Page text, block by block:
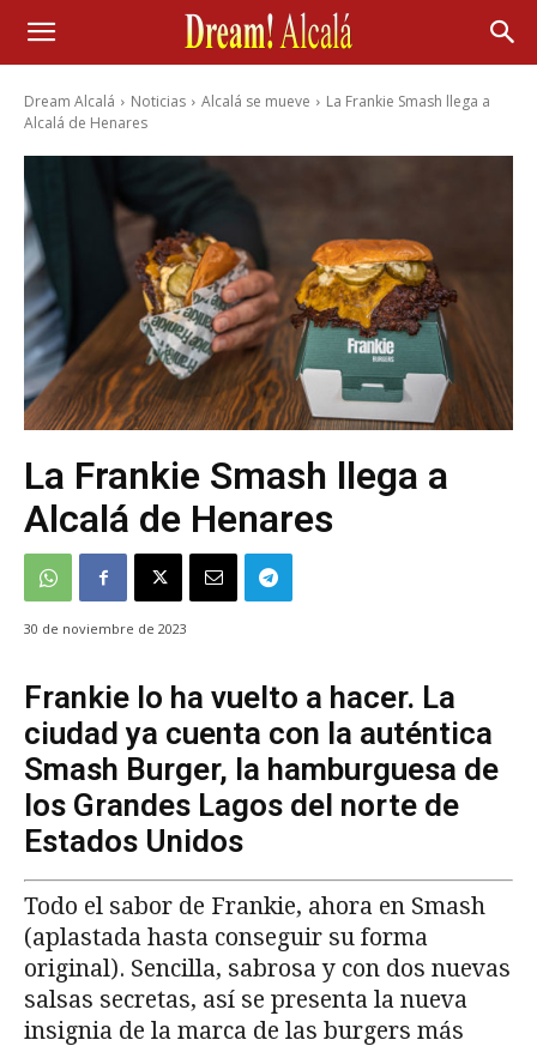
Dream Alcalá Noticias Alcalá se mueve
La Frankie Smash llega a
Alcalá de Henares
La Frankie Smash llega a
Alcalá de Henares
30 de noviembre de 2023
Frankie lo ha vuelto a hacer. La
ciudad ya cuenta con la auténtica
Smash Burger, la hamburguesa de
los Grandes Lagos del norte de
Estados Unidos
Todo el sabor de Frankie, ahora en Smash
(aplastada hasta conseguir su forma
original). Sencilla, sabrosa y con dos nuevas
salsas secretas, así se presenta la nueva
insignia de la marca de las burgers más